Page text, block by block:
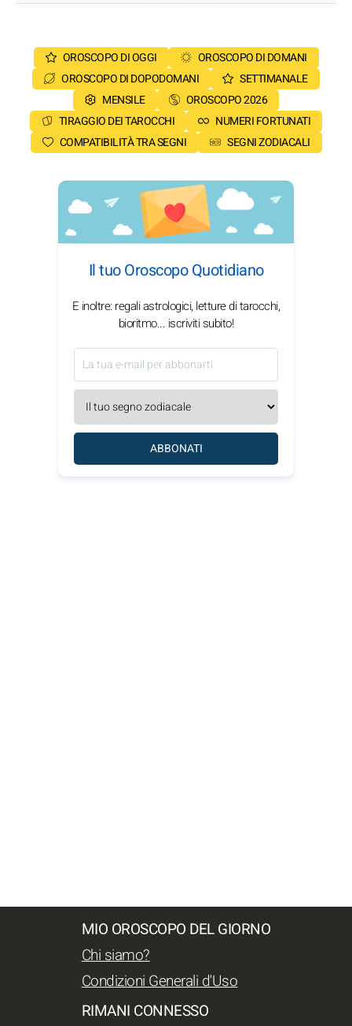
OROSCOPO DI OGGI
OROSCOPO DI DOMANI
OROSCOPO DI DOPODOMANI
SETTIMANALE
MENSILE
OROSCOPO 2026
TIRAGGIO DEI TAROCCHI
NUMERI FORTUNATI
COMPATIBILITÀ TRA SEGNI
SEGNI ZODIACALI
Il tuo Oroscopo Quotidiano
E inoltre: regali astrologici, letture di tarocchi,
bioritmo... iscriviti subito!
ABBONATI
MIO OROSCOPO DEL GIORNO
Chi siamo?
Condizioni Generali d'Uso
RIMANI CONNESSO